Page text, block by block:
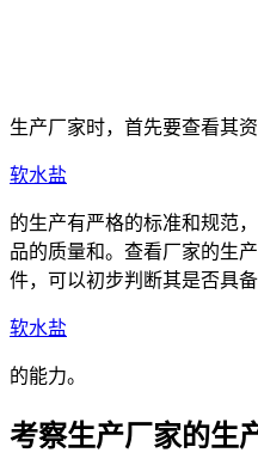
生产厂家时，首先要查看其
软水盐
的生产有严格的标准和规范
品的质量和。查看厂家的生
件，可以初步判断其是否具
软水盐
的能力。
考察生产厂家的生